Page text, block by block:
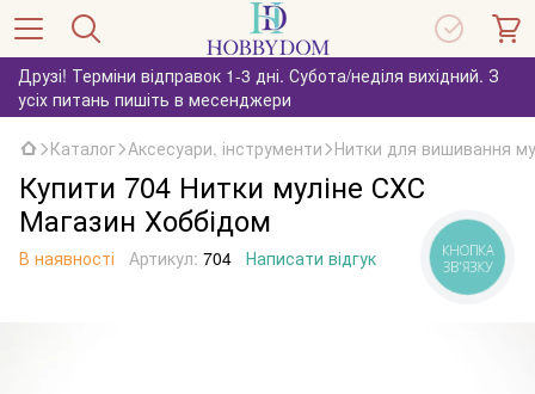
Друзі! Терміни відправок 1-3 дні. Субота/неділя вихідний. З
усіх питань пишіть в месенджери
Каталог Аксесуари, інструменти Нитки для вишивання
Купити 704 Нитки муліне СХС
Магазин Хоббідом
В наявності Артикул: 704 Написати відгук
КНОПКА
ЗВ'ЯЗКУ